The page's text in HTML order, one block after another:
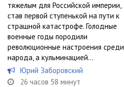
тяжелым для Российской империи,
став первой ступенькой на пути к
страшной катастрофе. Голодные
военные годы породили
революционные настроения среди
народа, а кульминацией...
Юрий Заборовский
26 часов 58 минут